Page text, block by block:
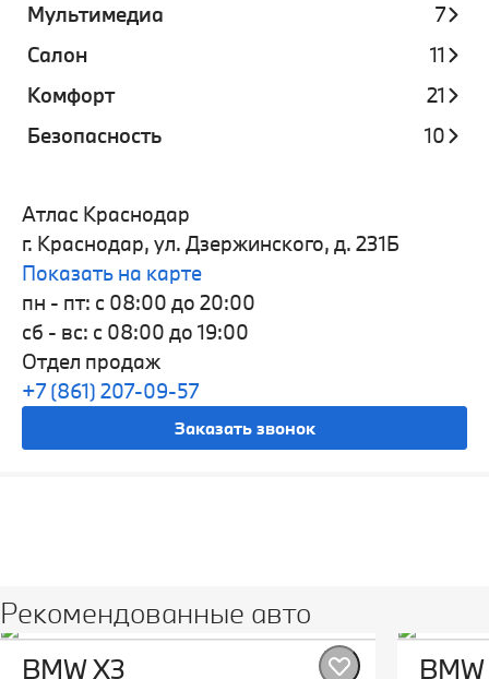
Мультимедиа
7
Салон
11
Комфорт
21
Безопасность
10
Атлас Краснодар
г. Краснодар, ул. Дзержинского, д. 231Б
Показать на карте
пн - пт: с 08:00 до 20:00
сб - вс: с 08:00 до 19:00
Отдел продаж
+7 (861) 207-09-57
Заказать звонок
Рекомендованные авто
BMW X3